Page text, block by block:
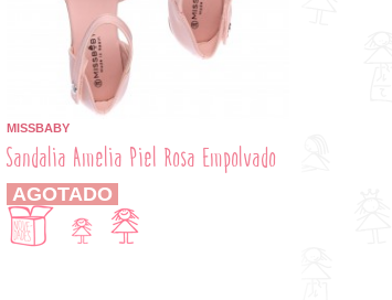
MISSBABY
Sandalia Amelia Piel Rosa Empolvado
AGOTADO